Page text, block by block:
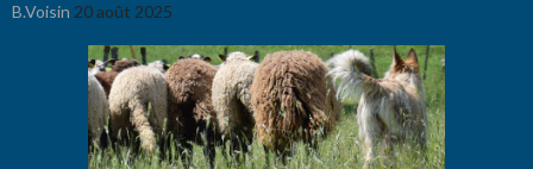
B.Voisin 20 août 2025